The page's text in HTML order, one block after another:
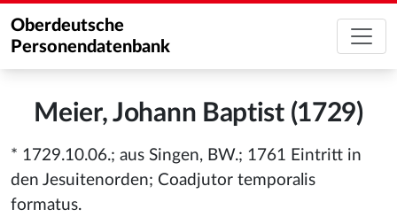
Oberdeutsche
Personendatenbank
Meier, Johann Baptist (1729)
* 1729.10.06.; aus Singen, BW.; 1761 Eintritt in
den Jesuitenorden; Coadjutor temporalis
formatus.